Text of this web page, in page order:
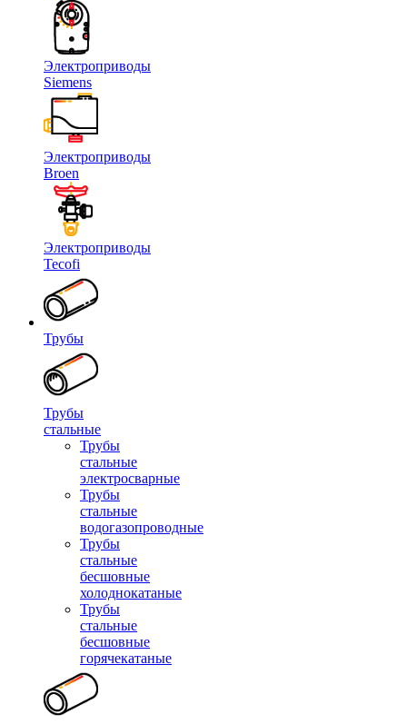
Электроприводы
Siemens
Электроприводы
Broen
Электроприводы
Tecofi
Трубы
Трубы
стальные
Трубы
стальные
электросварные
Трубы
стальные
водогазопроводные
Трубы
стальные
бесшовные
холоднокатаные
Трубы
стальные
бесшовные
горячекатаные